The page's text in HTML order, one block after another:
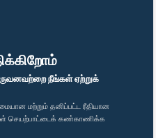
நீங்கள் ஏற்றுக்
மற்றும் தனிப்பட்ட ரீதியான
செயற்பாட்டைக் கண்காணிக்க